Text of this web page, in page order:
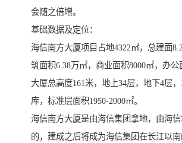
会随之倍增。
基础数据及定位：
海信南方大厦项目占地4322㎡，总建面
筑面积6.38万㎡，商业面积8000㎡，办公
大厦总高度161米，地上34层，地下4层
库，标准层面积1950-2000㎡。
海信南方大厦是由海信集团拿地，由海
的，建成之后将成为海信集团在长江以南